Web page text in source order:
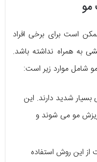
مو
است برای برخی افراد
به همراه نداشته باشد.
شامل موارد زیر است:
شدید دارند. این
ریزش مو می شوند و
از این روش استفاده